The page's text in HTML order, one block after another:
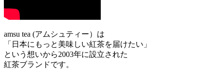
amsu tea (アムシュティー）は
「日本にもっと美味しい紅茶を届けたい」
という想いから2003年に設立された
紅茶ブランドです。